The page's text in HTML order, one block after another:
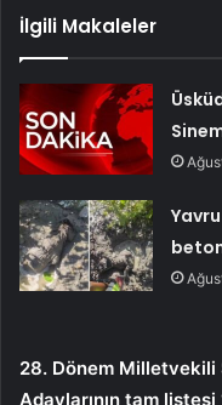
İlgili Makaleler
28. Dönem
Adaylarının tam listesi